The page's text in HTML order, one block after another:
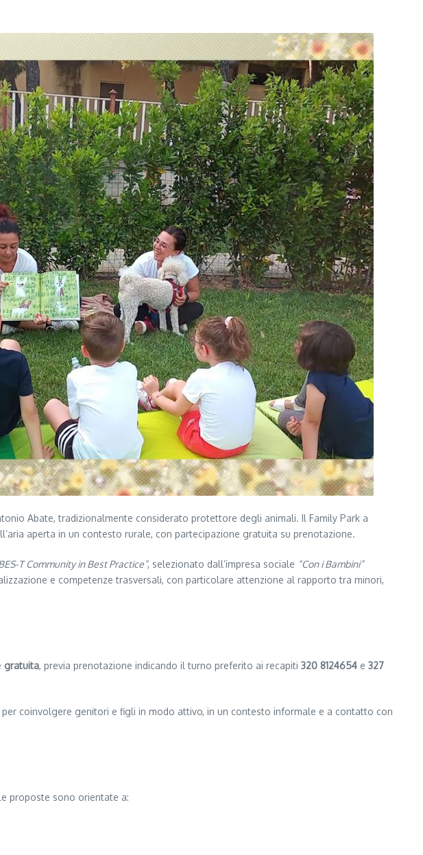
Abate, tradizionalmente considerato protettore degli animali. Il Family Park a
aperta in un contesto rurale, con partecipazione gratuita su prenotazione.
T Community in Best Practice”, selezionato dall’impresa sociale “Con i Bambini”
e competenze trasversali, con particolare attenzione al rapporto tra minori,
gratuita, previa prenotazione indicando il turno preferito ai recapiti 320 8124654 e 327
coinvolgere genitori e figli in modo attivo, in un contesto informale e a contatto con
proposte sono orientate a: